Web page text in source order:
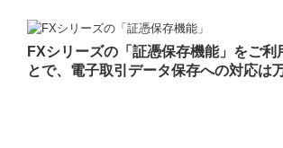
FXシリーズの「証憑保存機能」をご利
とで、電子取引データ保存への対応は